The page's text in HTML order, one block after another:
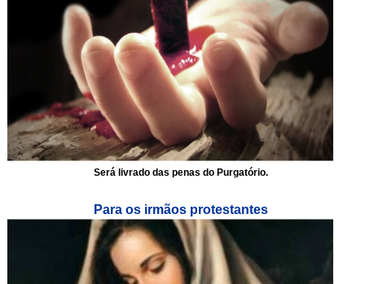
Será livrado das penas do Purgatório.
Para os irmãos protestantes